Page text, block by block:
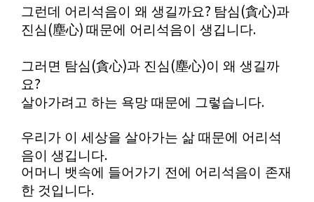
그런데 어리석음이 왜 생길까요? 탐심 (貪心)과
진심 (塵心) 때문에 어리석음이 생깁니다.
그러면 탐심 (貪心)과 진심 (塵心)이 왜 생길까
요?
살아가려고 하는 욕망 때문에 그렇습니다.
우리가 이 세상을 살아가는 삶 때문에 어리석
음이 생깁니다.
어머니 뱃속에 들어가기 전에 어리석음이 존재
한 것입니다.